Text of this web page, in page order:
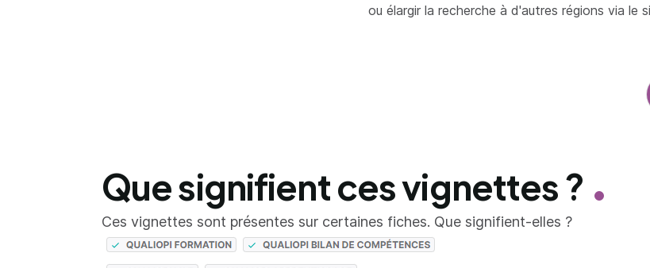
ou élargir la recherche à d'autres régions via le
Que signifient ces vignettes ?
Ces vignettes sont présentes sur certaines fiches. Que signifient-elles ?